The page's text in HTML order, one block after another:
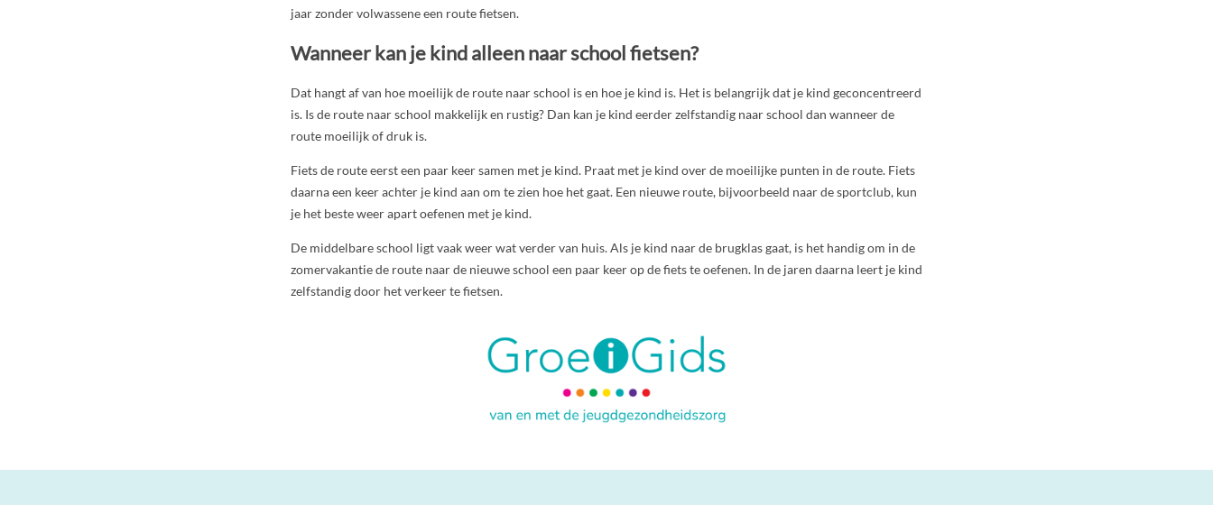
jaar zonder volwassene een route fietsen.
Wanneer kan je kind alleen naar school fietsen?
Dat hangt af van hoe moeilijk de route naar school is en hoe je kind is. Het is belangrijk dat je kind geconcentreerd
is. Is de route naar school makkelijk en rustig? Dan kan je kind eerder zelfstandig naar school dan wanneer de
route moeilijk of druk is.
Fiets de route eerst een paar keer samen met je kind. Praat met je kind over de moeilijke punten in de route. Fiets
daarna een keer achter je kind aan om te zien hoe het gaat. Een nieuwe route, bijvoorbeeld naar de sportclub, kun
je het beste weer apart oefenen met je kind.
De middelbare school ligt vaak weer wat verder van huis. Als je kind naar de brugklas gaat, is het handig om in de
zomervakantie de route naar de nieuwe school een paar keer op de fiets te oefenen. In de jaren daarna leert je kind
zelfstandig door het verkeer te fietsen.